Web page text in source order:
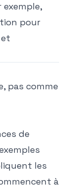
pour
pas comme
de
les
à